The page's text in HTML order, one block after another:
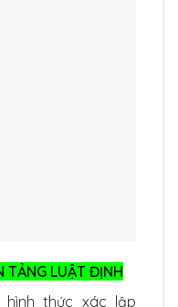
TẢNG LUẬT ĐỊNH
thức xác lập